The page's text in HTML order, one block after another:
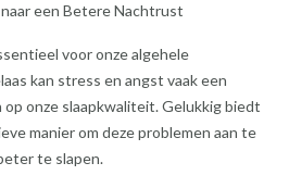
een Betere Nachtrust
voor onze algehele
kan stress en angst vaak een
onze slaapkwaliteit. Gelukkig biedt
manier om deze problemen aan te
te slapen.